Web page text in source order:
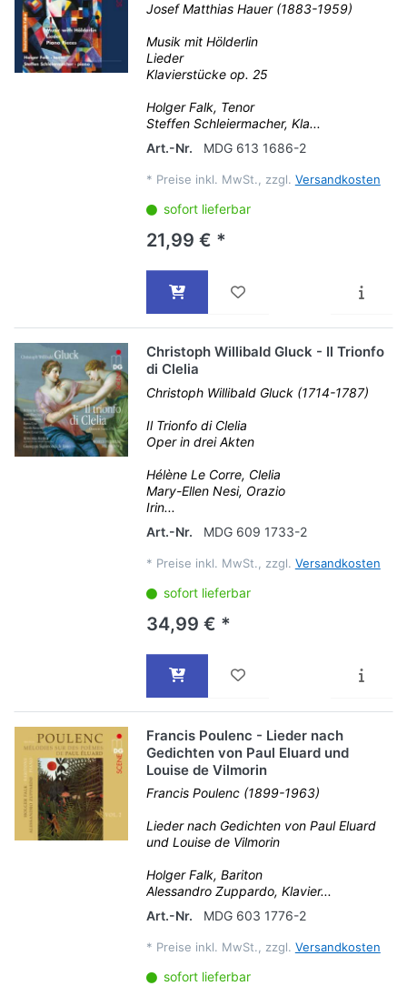
Josef Matthias Hauer (1883-1959)
Musik mit Hölderlin
Lieder
Klavierstücke op. 25
Holger Falk, Tenor
Steffen Schleiermacher, Kla...
Art.-Nr.
MDG 613 1686-2
* Preise inkl. MwSt., zzgl. Versandkosten
sofort lieferbar
21,99 € *
Christoph Willibald Gluck - Il Trionfo
di Clelia
Christoph Willibald Gluck (1714-1787)
Il Trionfo di Clelia
Oper in drei Akten
Hélène Le Corre, Clelia
Mary-Ellen Nesi, Orazio
Irin...
Art.-Nr.
MDG 609 1733-2
* Preise inkl. MwSt., zzgl. Versandkosten
sofort lieferbar
34,99 € *
Francis Poulenc - Lieder nach
Gedichten von Paul Eluard und
Louise de Vilmorin
Francis Poulenc (1899-1963)
Lieder nach Gedichten von Paul Eluard
und Louise de Vilmorin
Holger Falk, Bariton
Alessandro Zuppardo, Klavier...
Art.-Nr.
MDG 603 1776-2
* Preise inkl. MwSt., zzgl. Versandkosten
sofort lieferbar